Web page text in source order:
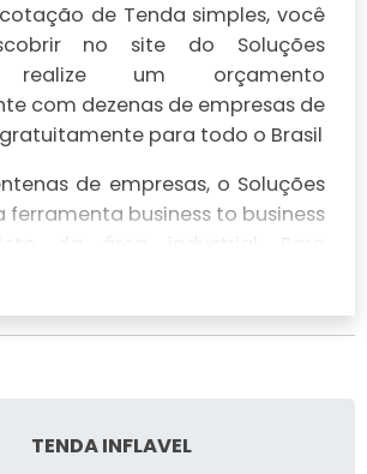
de Tenda simples, você
no site do Soluções
realize um orçamento
com dezenas de empresas de
para todo o Brasil
de empresas, o Soluções
ferramenta business to business
da área industrial. Para
de Tenda simples,
ou mais dos anuciantes a
TENDA INFLAVEL